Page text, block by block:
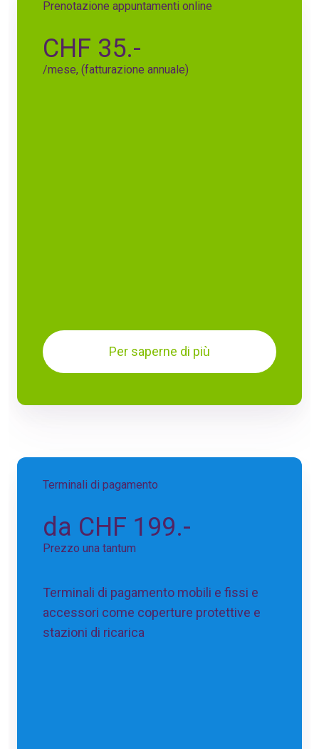
Prenotazione appuntamenti online
CHF 35.-
/mese, (fatturazione annuale)
Per saperne di più
Terminali di pagamento
da CHF 199.-
Prezzo una tantum
Terminali di pagamento mobili e fissi e
accessori come coperture protettive e
stazioni di ricarica